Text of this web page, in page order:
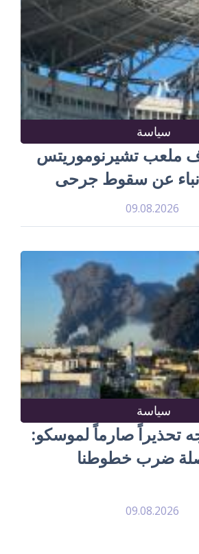
سياسة
ملعب تشيرنوموريتس
عن سقوط جرحى
09.08.2026
سياسة
تحذيراً صارماً لموسكو:
ضرب خطوطنا
09.08.2026